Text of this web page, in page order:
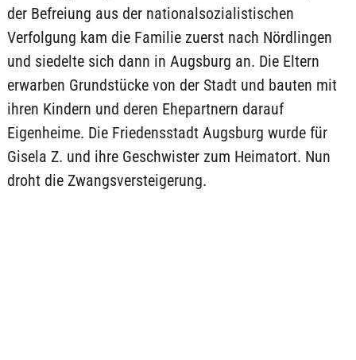
der Befreiung aus der nationalsozialistischen
Verfolgung kam die Familie zuerst nach Nördlingen
und siedelte sich dann in Augsburg an. Die Eltern
erwarben Grundstücke von der Stadt und bauten mit
ihren Kindern und deren Ehepartnern darauf
Eigenheime. Die Friedensstadt Augsburg wurde für
Gisela Z. und ihre Geschwister zum Heimatort. Nun
droht die Zwangsversteigerung.